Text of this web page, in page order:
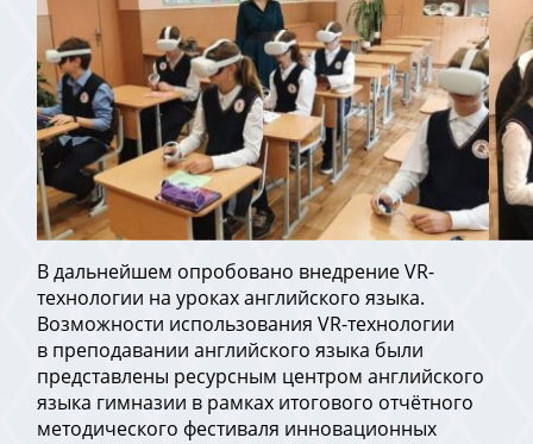
В дальнейшем опробовано внедрение VR-
технологии на уроках английского языка.
Возможности использования VR-технологии
в преподавании английского языка были
представлены ресурсным центром английского
языка гимназии в рамках итогового отчётного
методического фестиваля инновационных